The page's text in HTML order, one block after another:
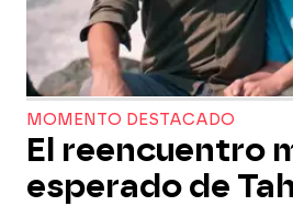
MOMENTO DESTACADO
El reencuentro
esperado de